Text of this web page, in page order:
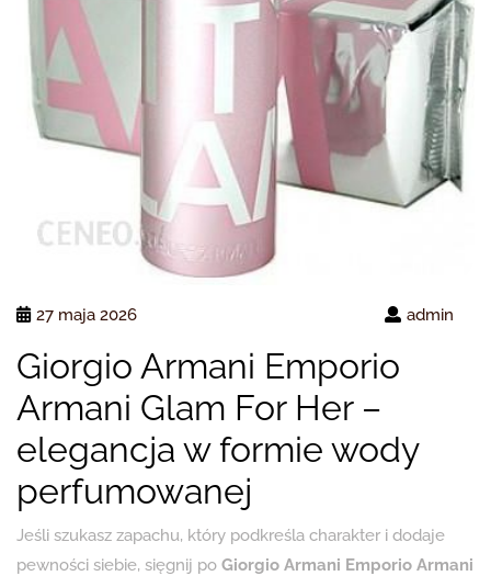
27 maja 2026 admin
Giorgio Armani Emporio
Armani Glam For Her –
elegancja w formie wody
perfumowanej
Jeśli szukasz zapachu, który podkreśla charakter i dodaje
pewności siebie, sięgnij po Giorgio Armani Emporio Armani